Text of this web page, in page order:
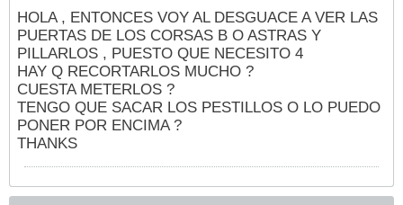
HOLA , ENTONCES VOY AL DESGUACE A VER LAS
PUERTAS DE LOS CORSAS B O ASTRAS Y
PILLARLOS , PUESTO QUE NECESITO 4
HAY Q RECORTARLOS MUCHO ?
CUESTA METERLOS ?
TENGO QUE SACAR LOS PESTILLOS O LO PUEDO
PONER POR ENCIMA ?
THANKS